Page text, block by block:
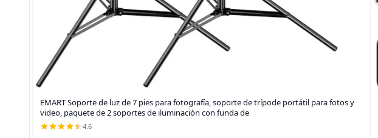
EMART Soporte de luz de 7 pies para fotografía, soporte de trípode portátil para fotos y
video, paquete de 2 soportes de iluminación con funda de
4.6